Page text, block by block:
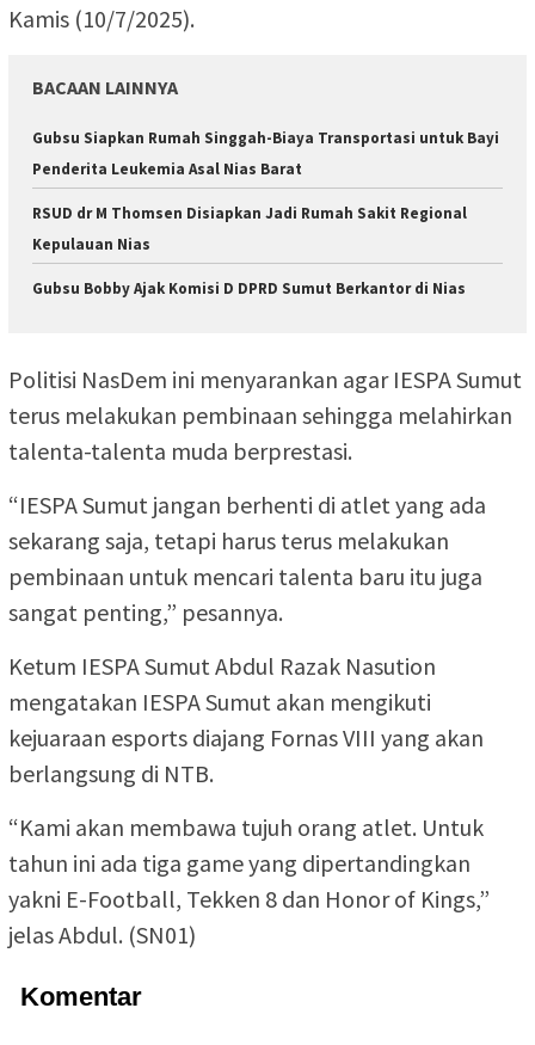
Kamis (10/7/2025).
BACAAN LAINNYA
Gubsu Siapkan Rumah Singgah-Biaya Transportasi untuk Bayi
Penderita Leukemia Asal Nias Barat
RSUD dr M Thomsen Disiapkan Jadi Rumah Sakit Regional
Kepulauan Nias
Gubsu Bobby Ajak Komisi D DPRD Sumut Berkantor di Nias
Politisi NasDem ini menyarankan agar IESPA Sumut
terus melakukan pembinaan sehingga melahirkan
talenta-talenta muda berprestasi.
“IESPA Sumut jangan berhenti di atlet yang ada
sekarang saja, tetapi harus terus melakukan
pembinaan untuk mencari talenta baru itu juga
sangat penting,” pesannya.
Ketum IESPA Sumut Abdul Razak Nasution
mengatakan IESPA Sumut akan mengikuti
kejuaraan esports diajang Fornas VIII yang akan
berlangsung di NTB.
“Kami akan membawa tujuh orang atlet. Untuk
tahun ini ada tiga game yang dipertandingkan
yakni E-Football, Tekken 8 dan Honor of Kings,”
jelas Abdul. (SN01)
Komentar